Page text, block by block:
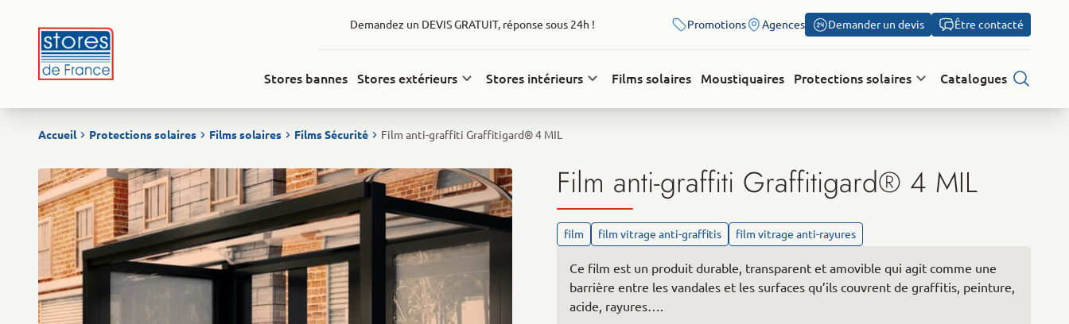
Demandez un DEVIS GRATUIT, réponse sous 24h ! Promotions Agences Demander un devis Être contacté
Stores bannes Stores extérieurs Stores intérieurs Films solaires Moustiquaires Protections solaires
Catalogues
Accueil Protections solaires Films solaires Films Sécurité Film anti-graffiti Graffitigard® 4 MIL
Film anti-graffiti Graffitigard® 4 MIL
film film vitrage anti-graffitis film vitrage anti-rayures
Ce film est un produit durable, transparent et amovible qui agit comme une
barrière entre les vandales et les surfaces qu’ils couvrent de graffitis, peinture,
acide, rayures….